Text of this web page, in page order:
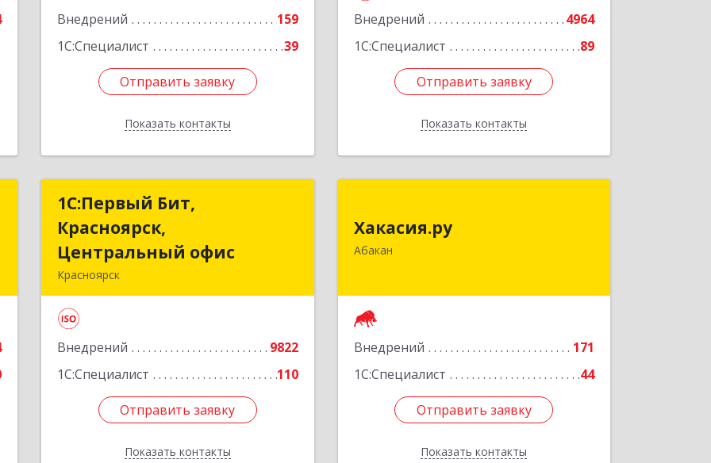
Внедрений
159
1С:Специалист
39
Отправить заявку
Показать контакты
Отправить заявку
Назад
Внедрений
4964
1С:Специалист
89
Отправить заявку
Показать контакты
Отправить заявку
Назад
1С:Первый Бит,
Красноярск,
Центральный офис
Красноярск
Внедрений
9822
1С:Специалист
110
Отправить заявку
Показать контакты
1С:Первый Бит,
Центральный офис
Подробнее
Отправить заявку
Назад
Хакасия.ру
Абакан
Внедрений
171
1С:Специалист
44
Отправить заявку
Показать контакты
655017, Хакасия Респ, Абакан г,
Подробнее
Отправить заявку
Назад